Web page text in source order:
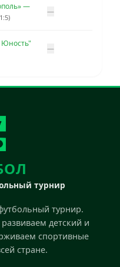
—
—
—
турнир
турнир.
детский и
спортивные
стране.